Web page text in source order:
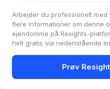
Arbejder du professionelt med
flere informationer om denne
ejendomme på Resights-
helt gratis via nedenstående
Prøv